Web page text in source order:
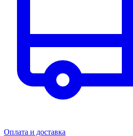
Оплата и доставка